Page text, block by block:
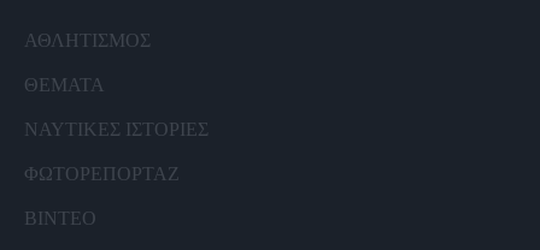
ΑΘΛΗΤΙΣΜΟΣ
ΘΕΜΑΤΑ
ΝΑΥΤΙΚΕΣ ΙΣΤΟΡΙΕΣ
ΦΩΤΟΡΕΠΟΡΤΑΖ
ΒΙΝΤΕΟ